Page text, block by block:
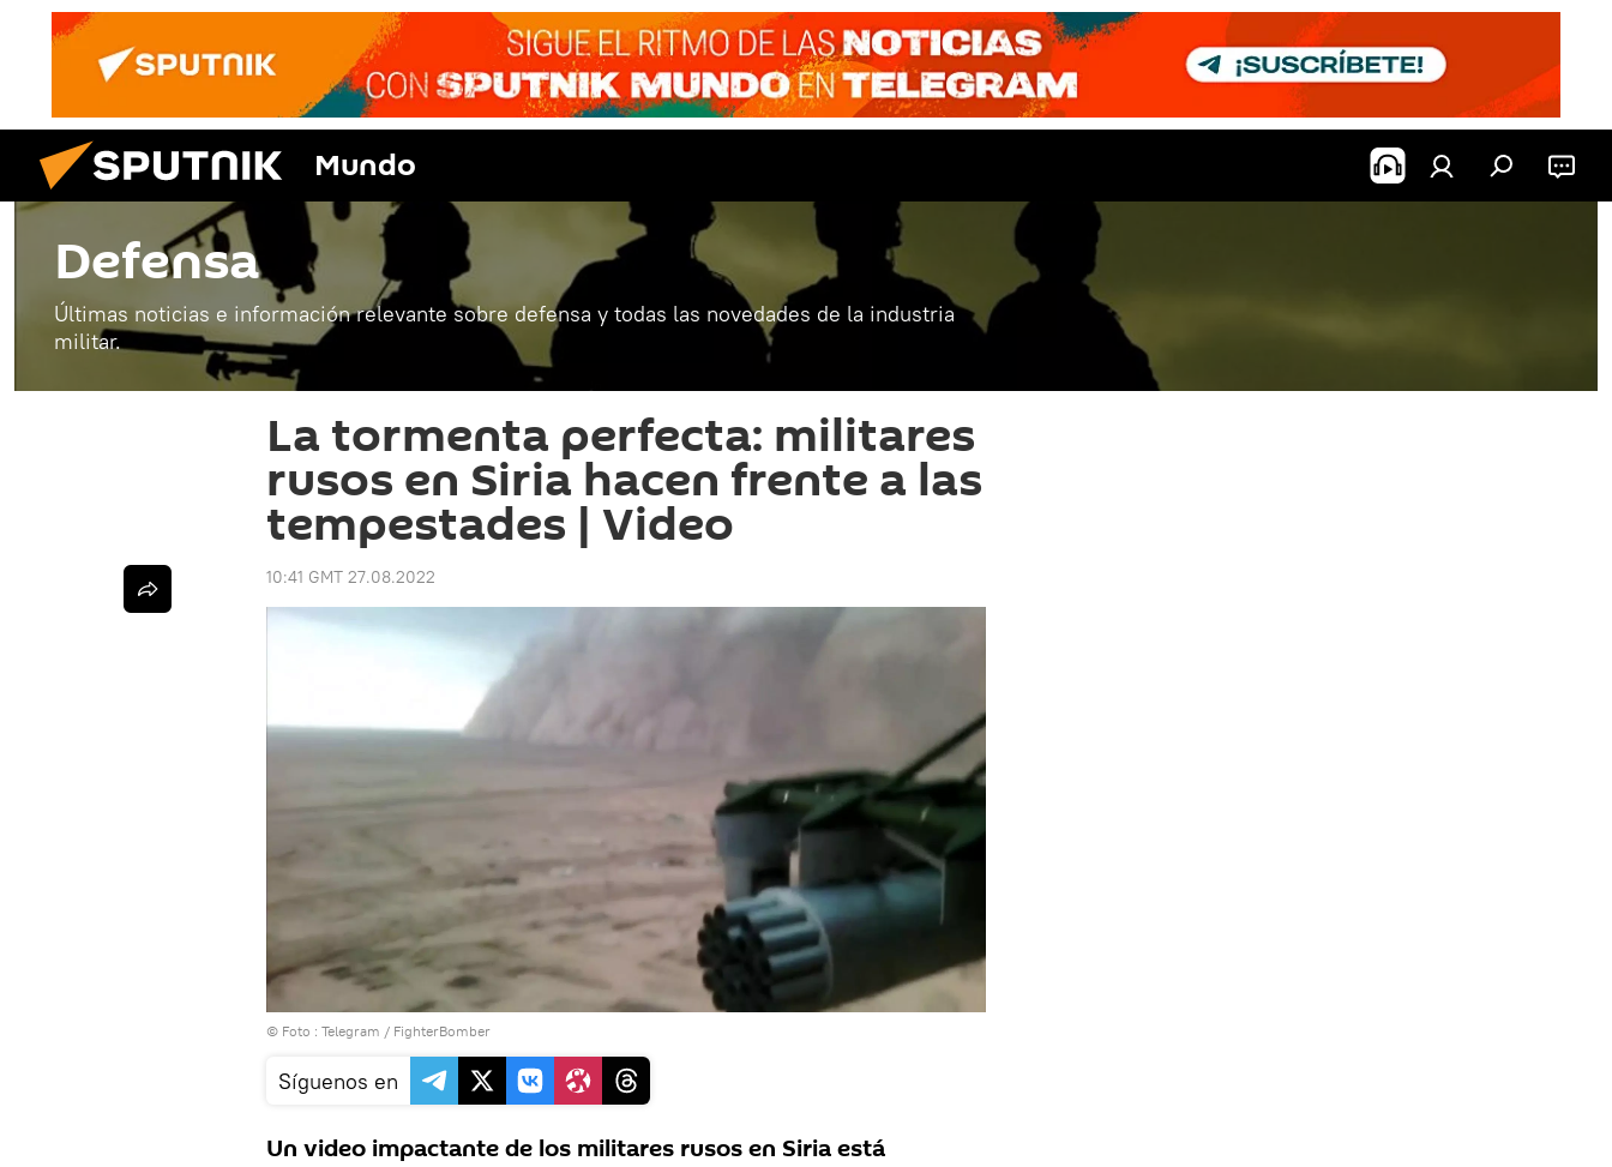
Mundo
Defensa
Últimas noticias e información relevante sobre defensa y todas las novedades de la industria
militar.
La tormenta perfecta: militares
rusos en Siria hacen frente a las
tempestades | Video
10:41 GMT 27.08.2022
© Foto : Telegram / FighterBomber
Síguenos en
Un video impactante de los militares rusos en Siria está